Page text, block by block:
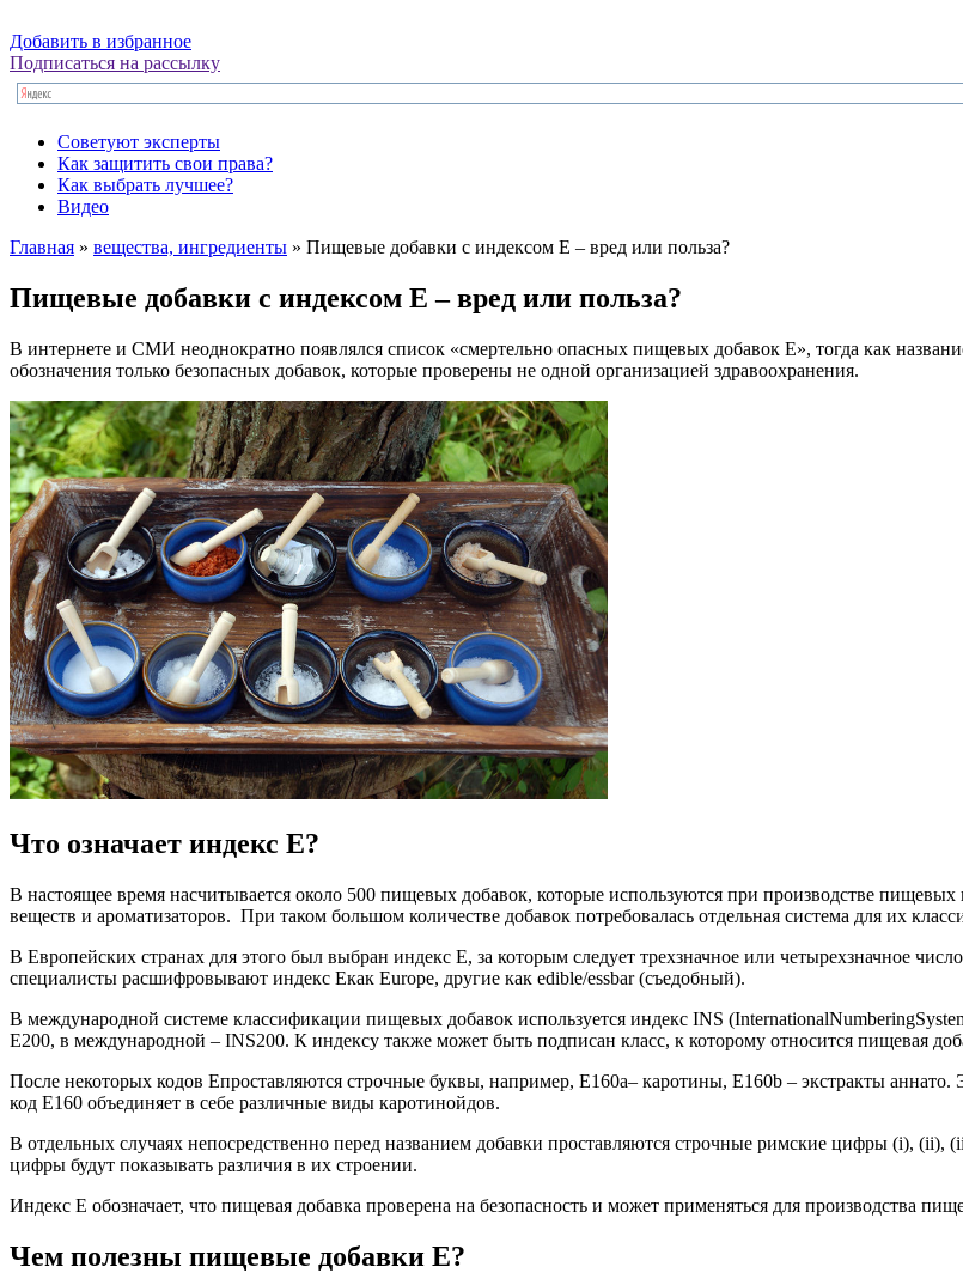
Добавить в избранное
Подписаться на рассылку
Советуют эксперты
Как защитить свои права?
Как выбрать лучшее?
Видео
Главная » вещества, ингредиенты » Пищевые добавки с индексом E – вред или польза?
Пищевые добавки с индексом E – вред или польза?
В интернете и СМИ неоднократно появлялся список «смертельно опасных пищевых добавок E», тогда как
обозначения только безопасных добавок, которые проверены не одной организацией здравоохранения.
Что означает индекс E?
В настоящее время насчитывается около 500 пищевых добавок, которые используются при производстве
веществ и ароматизаторов. При таком большом количестве добавок потребовалась отдельная система для их
В Европейских странах для этого был выбран индекс Е, за которым следует трехзначное или четырехзначное
специалисты расшифровывают индекс Eкак Europe, другие как edible/essbar (съедобный).
В международной системе классификации пищевых добавок используется индекс INS
E200, в международной – INS200. К индексу также может быть подписан класс, к которому относится пищевая
После некоторых кодов Eпроставляются строчные буквы, например, E160a– каротины, E160b – экстракты
код E160 объединяет в себе различные виды каротинойдов.
В отдельных случаях непосредственно перед названием добавки проставляются строчные римские цифры (i), (ii),
цифры будут показывать различия в их строении.
Индекс E обозначает, что пищевая добавка проверена на безопасность и может применяться для производства
Чем полезны пищевые добавки E?